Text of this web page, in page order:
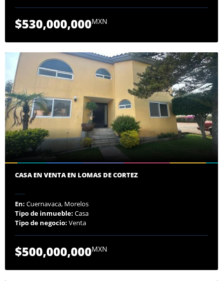
$530,000,000MXN
CASA EN VENTA EN LOMAS DE CORTEZ
En: Cuernavaca, Morelos
Tipo de inmueble: Casa
Tipo de negocio: Venta
$500,000,000MXN